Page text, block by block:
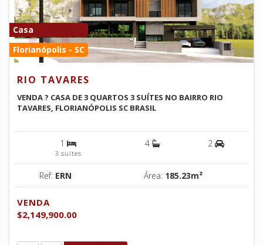
Casa
Florianópolis - SC
RIO TAVARES
VENDA ? CASA DE 3 QUARTOS 3 SUÍTES NO BAIRRO RIO
TAVARES, FLORIANÓPOLIS SC BRASIL
1
3 suítes
4 2
Ref: ERN Área: 185.23m²
VENDA
$2,149,900.00